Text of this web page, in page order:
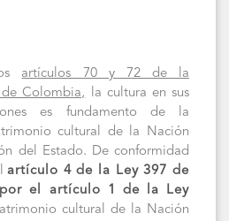
artículos 70 y 72 de la
Colombia, la cultura en sus
es fundamento de la
cultural de la Nación
del Estado. De conformidad
artículo 4 de la Ley 397 de
el artículo 1 de la Ley
cultural de la Nación